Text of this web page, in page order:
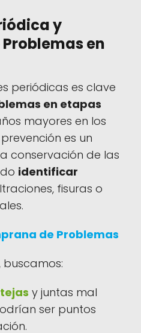
y
en
periódicas es clave
en etapas
mayores en los
es un
conservación de las
identificar
fisuras o
de Problemas
buscamos:
y juntas mal
ser puntos